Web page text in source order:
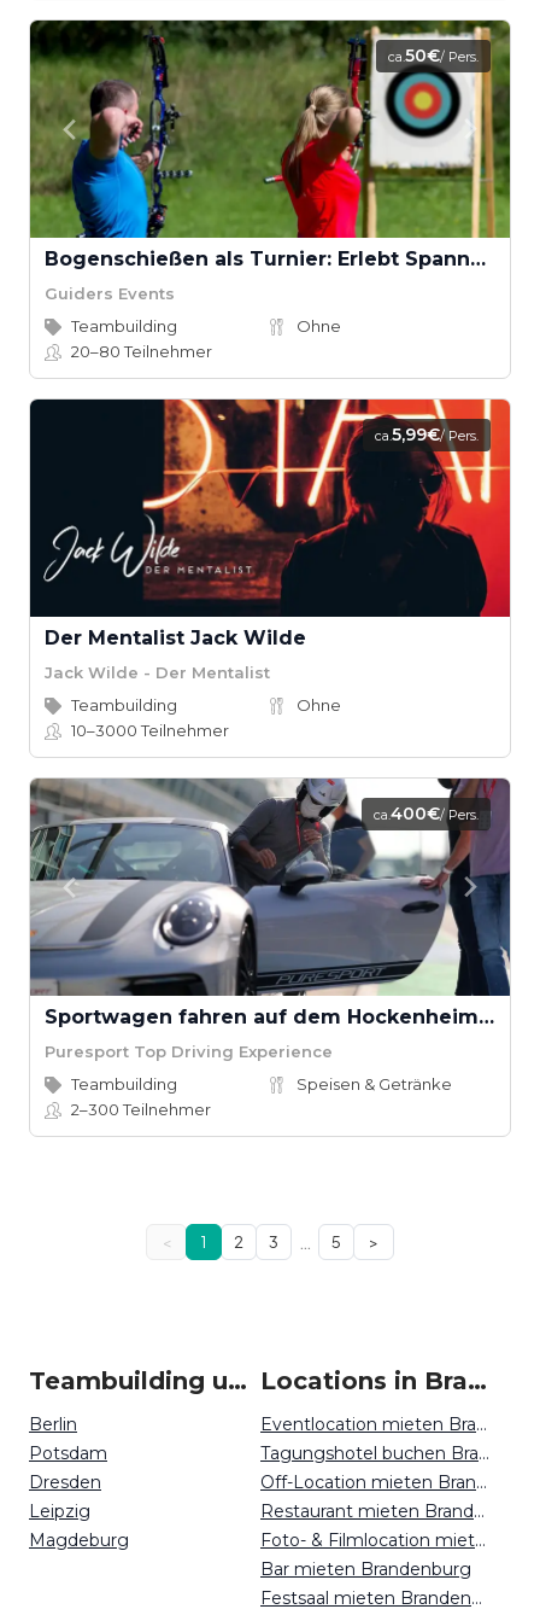
ca.50€/ Pers.
Bogenschießen als Turnier: Erlebt Spannung und Fokus
Guiders Events
Teambuilding
Ohne
20–80Teilnehmer
ca.5,99€/ Pers.
Der Mentalist Jack Wilde
Jack Wilde - Der Mentalist
Teambuilding
Ohne
10–3000Teilnehmer
ca.400€/ Pers.
Sportwagen fahren auf dem Hockenheimring
Puresport Top Driving Experience
Teambuilding
Speisen & Getränke
2–300Teilnehmer
< 1 2 3 … 5 >
Teambuilding um Brandenburg
Berlin
Potsdam
Dresden
Leipzig
Magdeburg
Locations in Brandenburg mieten
Eventlocation mieten Brandenburg
Tagungshotel buchen Brandenburg
Off-Location mieten Brandenburg
Restaurant mieten Brandenburg
Foto- & Filmlocation mieten Brandenburg
Bar mieten Brandenburg
Festsaal mieten Brandenburg